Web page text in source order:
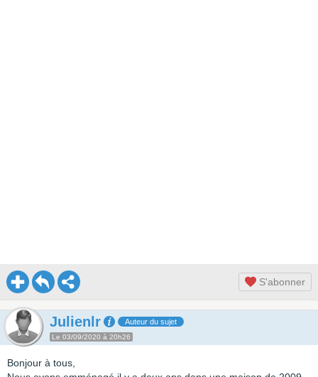
S'abonner
Julienlr Auteur du sujet
Le 03/09/2020 à 20h26
Bonjour à tous,